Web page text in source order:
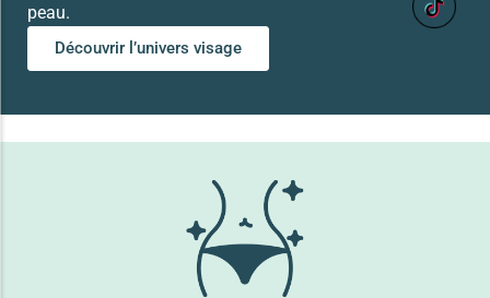
peau.
Découvrir l’univers visage